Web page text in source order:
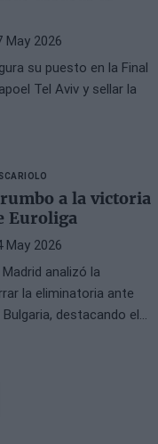
May 2026
su puesto en la Final
Tel Aviv y sellar la
a la victoria
Euroliga
May 2026
analizó la
la eliminatoria ante
destacando el